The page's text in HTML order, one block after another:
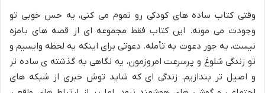
وقتی کتاب ساده های کودکی رو تموم می کنی، یه حس خوبی تو
وجودت می مونه. این کتاب فقط مجموعه ای از قصه های بامزه
نیست، یه جور دعوت به تأمله. دعوتی برای اینکه یه لحظه وایسیم و
تو زندگی شلوغ و پرسرعت امروزمون، یه نگاهی به گذشته ی ساده تر
و اصیل تر بندازیم. زندگی ای که شاید توش خبری از شبکه های